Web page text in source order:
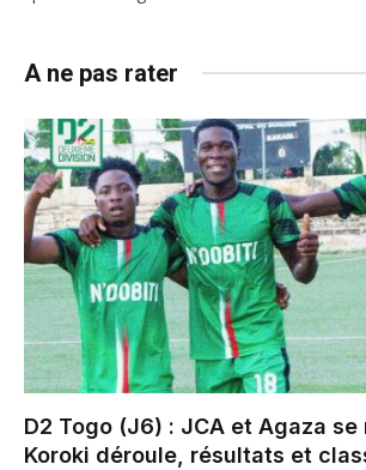
A ne pas rater
D2 Togo (J6) : JCA et Agaza
Koroki déroule, résultats et